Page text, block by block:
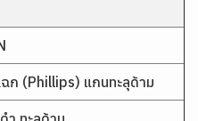
ก (Phillips) แกนทะลุด้าม